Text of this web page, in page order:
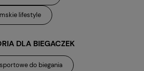
lifestyle
DLA BIEGACZEK
do biegania